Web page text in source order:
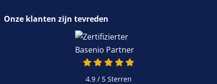
Onze klanten zijn tevreden
4.9 van 5
4.9 / 5Sterren